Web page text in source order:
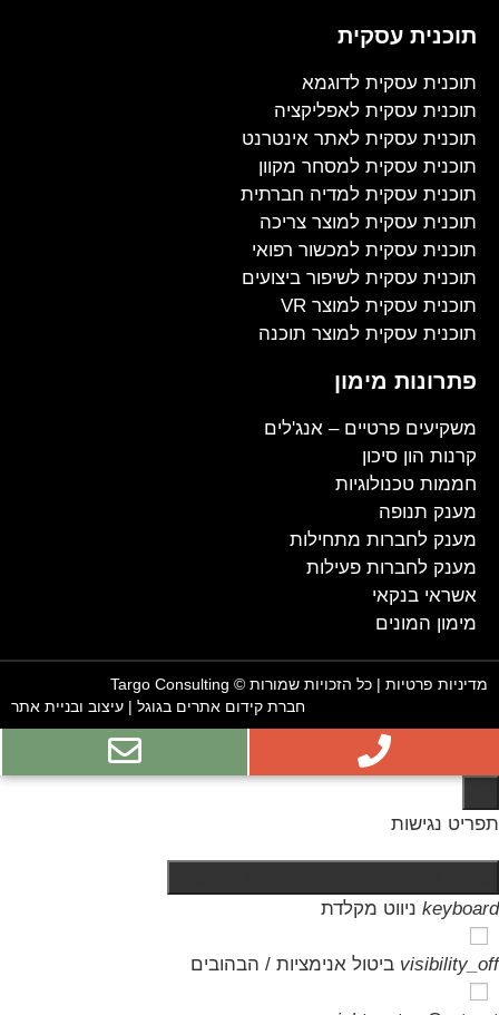
תוכנית עסקית
תוכנית עסקית לדוגמא
תוכנית עסקית לאפליקציה
תוכנית עסקית לאתר אינטרנט
תוכנית עסקית למסחר מקוון
תוכנית עסקית למדיה חברתית
תוכנית עסקית למוצר צריכה
תוכנית עסקית למכשור רפואי
תוכנית עסקית לשיפור ביצועים
תוכנית עסקית למוצר VR
תוכנית עסקית למוצר תוכנה
פתרונות מימון
משקיעים פרטיים – אנג'לים
קרנות הון סיכון
חממות טכנולוגיות
מענק תנופה
מענק לחברות מתחילות
מענק לחברות פעילות
אשראי בנקאי
מימון המונים
מדיניות פרטיות | כל הזכויות שמורות © Targo Consulting
חברת קידום אתרים בגוגל | עיצוב ובניית אתר
תפריט נגישות
keyboard ניווט מקלדת
visibility_off ביטול אנימציות / הבהובים